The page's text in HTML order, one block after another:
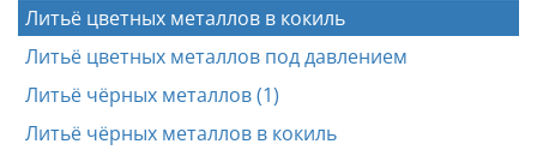
Литьё цветных металлов в кокиль
Литьё цветных металлов под давлением
Литьё чёрных металлов (1)
Литьё чёрных металлов в кокиль